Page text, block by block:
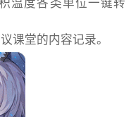
课堂的内容记录。